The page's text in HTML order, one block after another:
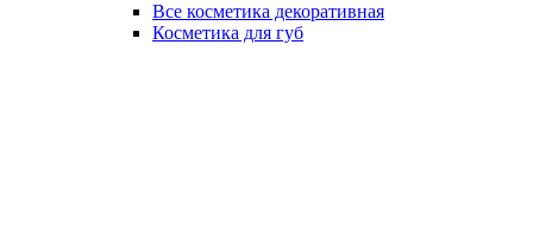
Все косметика декоративная
Косметика для губ